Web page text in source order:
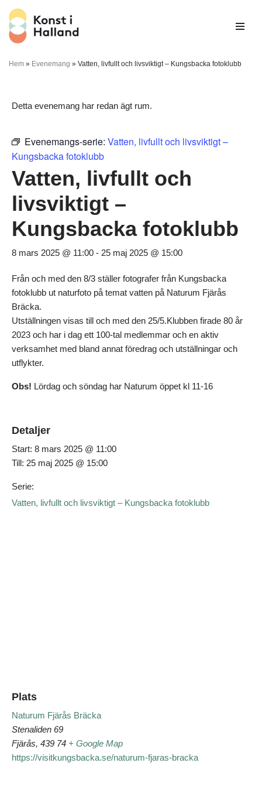
Hoppa
till
innehåll
Hem » Evenemang » Vatten, livfullt och livsviktigt – Kungsbacka fotoklubb
Detta evenemang har redan ägt rum.
Evenemangs-serie: Vatten, livfullt och livsviktigt –
Kungsbacka fotoklubb
Vatten, livfullt och
livsviktigt –
Kungsbacka fotoklubb
8 mars 2025 @ 11:00 - 25 maj 2025 @ 15:00
Från och med den 8/3 ställer fotografer från Kungsbacka
fotoklubb ut naturfoto på temat vatten på Naturum Fjärås
Bräcka.
Utställningen visas till och med den 25/5.Klubben firade 80 år
2023 och har i dag ett 100-tal medlemmar och en aktiv
verksamhet med bland annat föredrag och utställningar och
utflykter.
Obs! Lördag och söndag har Naturum öppet kl 11-16
Detaljer
Start: 8 mars 2025 @ 11:00
Till: 25 maj 2025 @ 15:00
Serie:
Vatten, livfullt och livsviktigt – Kungsbacka fotoklubb
Plats
Naturum Fjärås Bräcka
Stenaliden 69
Fjärås, 439 74 + Google Map
https://visitkungsbacka.se/naturum-fjaras-bracka